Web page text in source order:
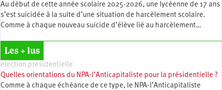
Au début de cette année scolaire 2025-2026, une lycéenne de 17 ans
s’est suicidée à la suite d’une situation de harcèlement scolaire.
Comme à chaque nouveau suicide d’élève lié au harcèlement…
Les + lus
élection présidentielle
Quelles orientations du NPA-l’Anticapitaliste pour la présidentielle ?
Comme à chaque échéance de ce type, le NPA-l’Anticapitaliste